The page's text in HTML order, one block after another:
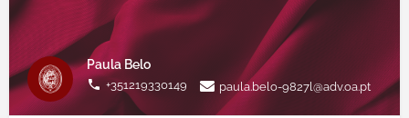
Paula Belo
+351219330149 paula.belo-9827l@adv.oa.pt